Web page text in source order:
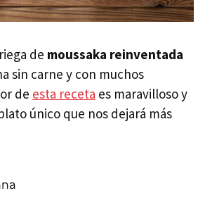
de moussaka reinventada
sin carne y con muchos
de esta receta es maravilloso y
único que nos dejará más